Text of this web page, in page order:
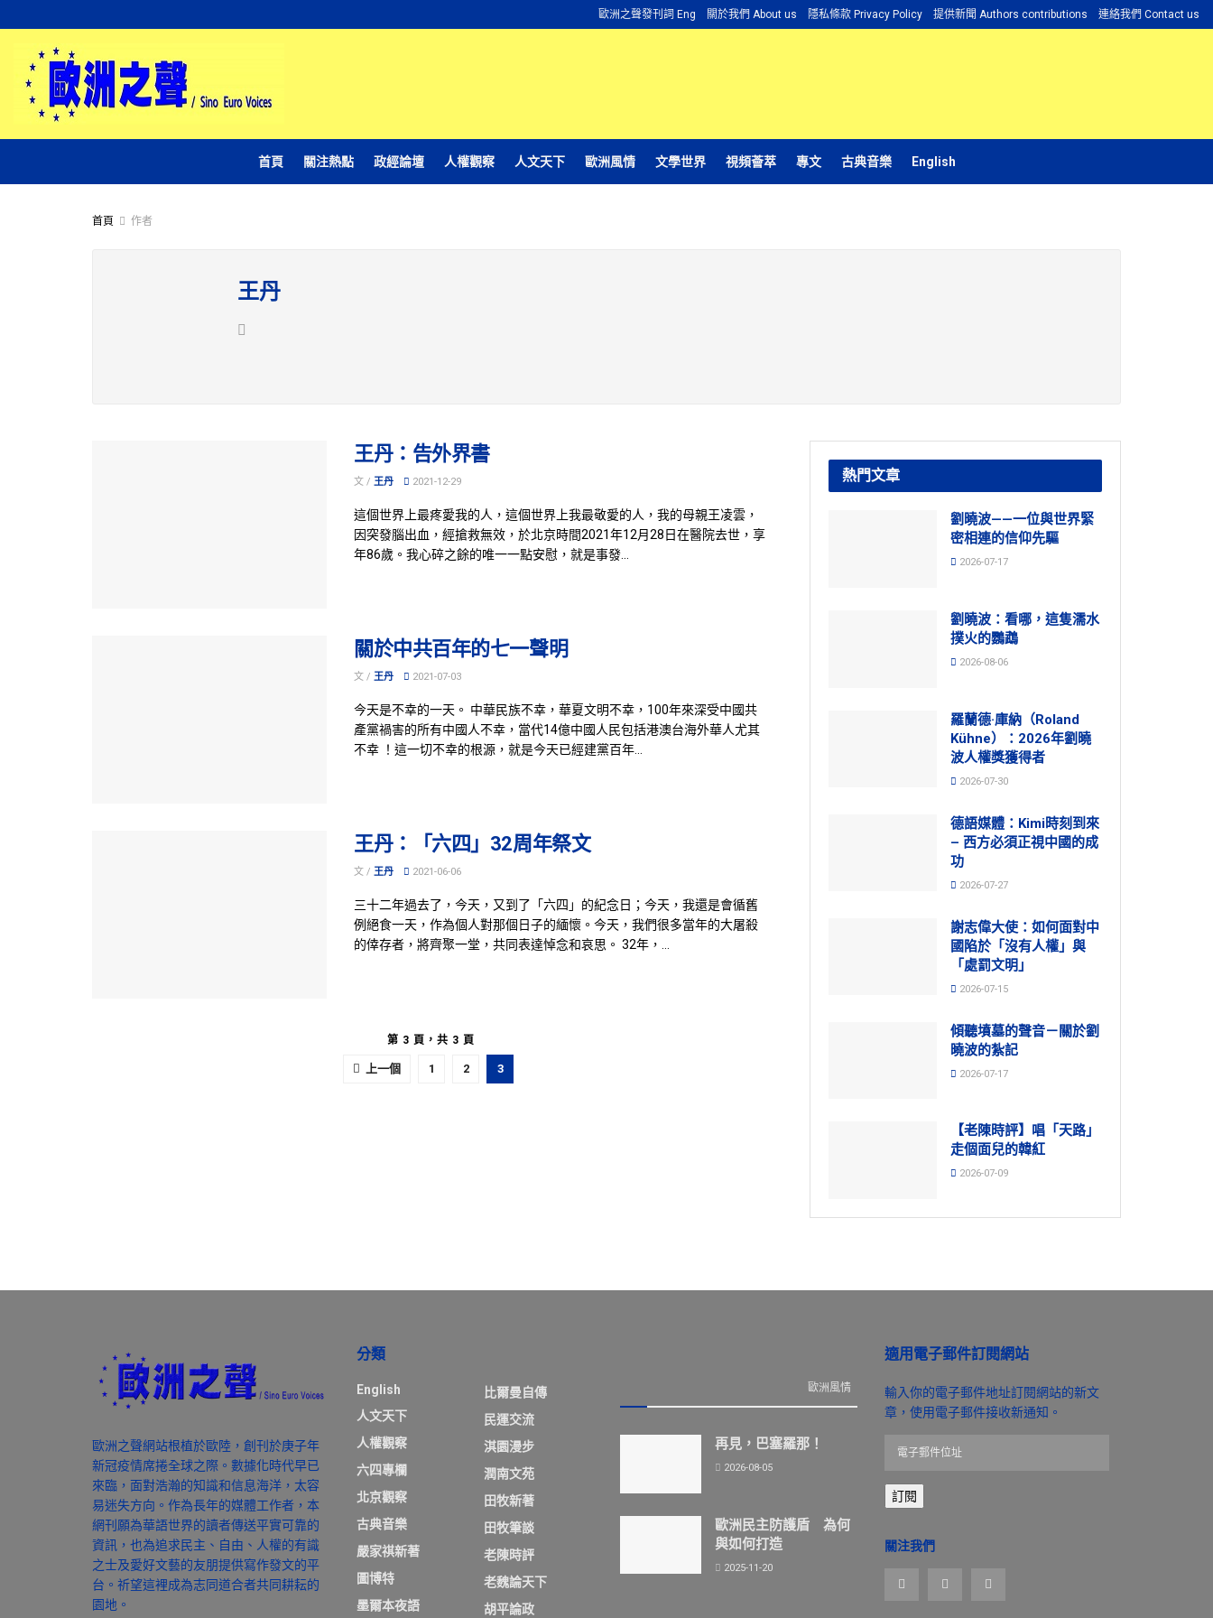
歐洲之聲發刊詞 Eng 關於我們 About us 隱私條款 Privacy Policy 提供新聞 Authors contributions 連絡我們 Contact us
首頁 關注熱點 政經論壇 人權觀察 人文天下 歐洲風情 文學世界 視頻薈萃 專文 古典音樂 English
首頁 作者
王丹
王丹：告外界書
文 / 王丹 2021-12-29
這個世界上最疼愛我的人，這個世界上我最敬愛的人，我的母親王凌雲，
因突發腦出血，經搶救無效，於北京時間2021年12月28日在醫院去世，享
年86歲。我心碎之餘的唯一一點安慰，就是事發...
關於中共百年的七一聲明
文 / 王丹 2021-07-03
今天是不幸的一天。 中華民族不幸，華夏文明不幸，100年來深受中國共
產黨禍害的所有中國人不幸，當代14億中國人民包括港澳台海外華人尤其
不幸 ！這一切不幸的根源，就是今天已經建黨百年...
王丹：「六四」32周年祭文
文 / 王丹 2021-06-06
三十二年過去了，今天，又到了「六四」的紀念日；今天，我還是會循舊
例絕食一天，作為個人對那個日子的緬懷。今天，我們很多當年的大屠殺
的倖存者，將齊聚一堂，共同表達悼念和哀思。 32年，...
第 3 頁，共 3 頁
上一個 1 2 3
熱門文章
劉曉波——一位與世界緊
密相連的信仰先驅
2026-07-17
劉曉波：看哪，這隻濡水
撲火的鸚鵡
2026-08-06
羅蘭德·庫納（Roland
Kühne）：2026年劉曉
波人權獎獲得者
2026-07-30
德語媒體：Kimi時刻到來
– 西方必須正視中國的成
功
2026-07-27
謝志偉大使：如何面對中
國陷於「沒有人權」與
「處罰文明」
2026-07-15
傾聽墳墓的聲音－關於劉
曉波的紮記
2026-07-17
【老陳時評】唱「天路」
走個面兒的韓紅
2026-07-09
歐洲之聲網站根植於歐陸，創刊於庚子年
新冠疫情席捲全球之際。數據化時代早已
來臨，面對浩瀚的知識和信息海洋，太容
易迷失方向。作為長年的媒體工作者，本
網刊願為華語世界的讀者傳送平實可靠的
資訊，也為追求民主、自由、人權的有識
之士及愛好文藝的友朋提供寫作發文的平
台。祈望這裡成為志同道合者共同耕耘的
園地。
分類
English
人文天下
人權觀察
六四專欄
北京觀察
古典音樂
嚴家祺新著
圖博特
墨爾本夜語
比爾曼自傳
民運交流
淇園漫步
潤南文苑
田牧新著
田牧筆談
老陳時評
老魏論天下
胡平論政
歐洲風情
再見，巴塞羅那！
2026-08-05
歐洲民主防護盾 為何
與如何打造
2025-11-20
適用電子郵件訂閱網站
輸入你的電子郵件地址訂閱網站的新文
章，使用電子郵件接收新通知。
郵
件
址
訂閱
關注我們